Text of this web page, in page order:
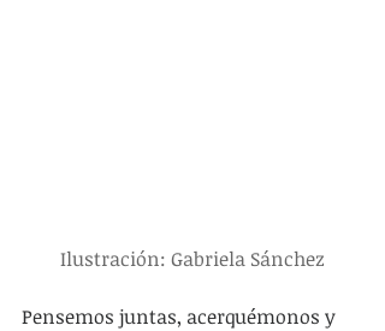
Ilustración: Gabriela Sánchez
Pensemos juntas, acerquémonos y